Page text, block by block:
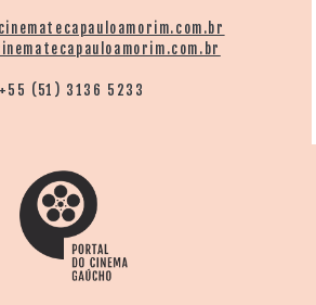
+55 (51) 3136 5233